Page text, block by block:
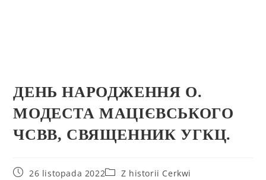
ДЕНЬ НАРОДЖЕННЯ О.
МОДЕСТА МАЦІЄВСЬКОГО
ЧСВВ, СВЯЩЕННИК УГКЦ.
26 listopada 2022
Z historii Cerkwi